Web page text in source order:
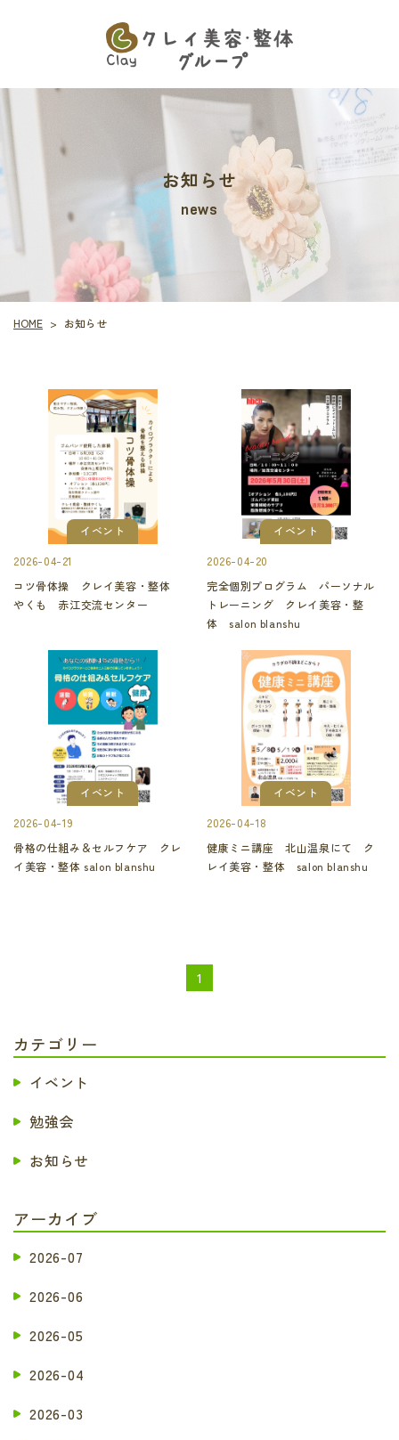
お知らせ
news
HOME > お知らせ
イベント
2026-04-21
コツ骨体操 クレイ美容・整体
やくも 赤江交流センター
イベント
2026-04-20
完全個別プログラム パーソナル
トレーニング クレイ美容・整
体 salon blanshu
イベント
2026-04-19
骨格の仕組み＆セルフケア クレ
イ美容・整体 salon blanshu
イベント
2026-04-18
健康ミニ講座 北山温泉にて ク
レイ美容・整体 salon blanshu
1
カテゴリー
イベント
勉強会
お知らせ
アーカイブ
2026-07
2026-06
2026-05
2026-04
2026-03